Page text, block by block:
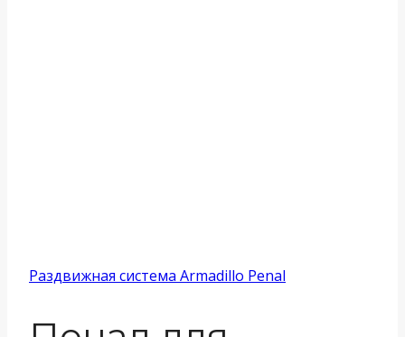
Раздвижная система Armadillo Penal